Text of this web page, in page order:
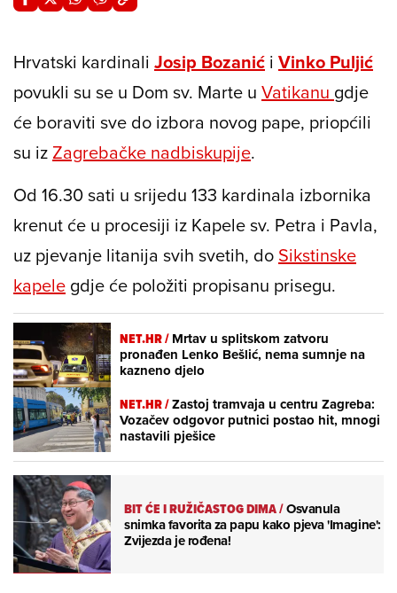
Hrvatski kardinali Josip Bozanić i Vinko Puljić
povukli su se u Dom sv. Marte u Vatikanu gdje
će boraviti sve do izbora novog pape, priopćili
su iz Zagrebačke nadbiskupije.
Od 16.30 sati u srijedu 133 kardinala izbornika
krenut će u procesiji iz Kapele sv. Petra i Pavla,
uz pjevanje litanija svih svetih, do Sikstinske
kapele gdje će položiti propisanu prisegu.
NET.HR /Mrtav u splitskom zatvoru
pronađen Lenko Bešlić, nema sumnje na
kazneno djelo
NET.HR /Zastoj tramvaja u centru Zagreba:
Vozačev odgovor putnici postao hit, mnogi
nastavili pješice
BIT ĆE I RUŽIČASTOG DIMA/Osvanula
snimka favorita za papu kako pjeva 'Imagine':
Zvijezda je rođena!